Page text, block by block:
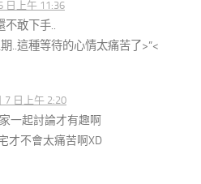
日上午 11:36
不敢下手..
..這種等待的心情太痛苦了>”<
7 日上午 2:20
一起討論才有趣啊
才不會太痛苦啊XD